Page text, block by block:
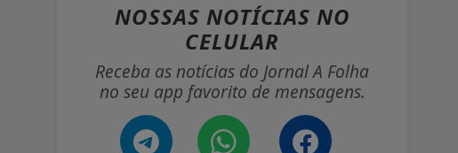
NOSSAS NOTÍCIAS NO
CELULAR
Receba as notícias do Jornal A Folha
no seu app favorito de mensagens.